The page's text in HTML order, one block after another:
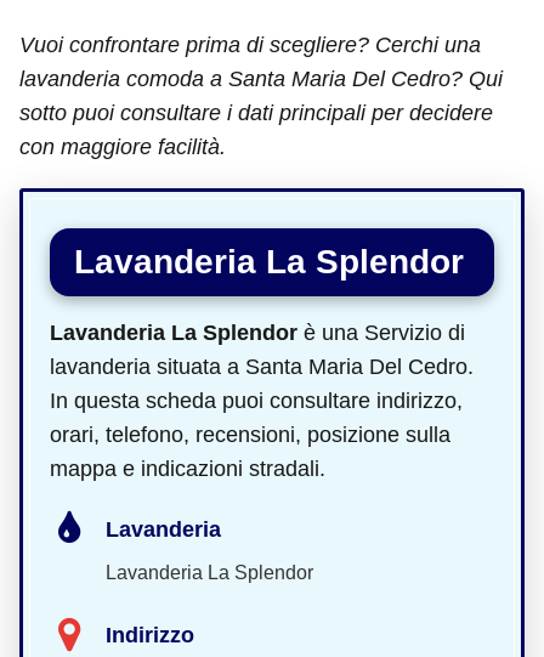
Vuoi confrontare prima di scegliere? Cerchi una
lavanderia comoda a Santa Maria Del Cedro? Qui
sotto puoi consultare i dati principali per decidere
con maggiore facilità.
Lavanderia La Splendor
Lavanderia La Splendor è una Servizio di
lavanderia situata a Santa Maria Del Cedro.
In questa scheda puoi consultare indirizzo,
orari, telefono, recensioni, posizione sulla
mappa e indicazioni stradali.
Lavanderia
Lavanderia La Splendor
Indirizzo